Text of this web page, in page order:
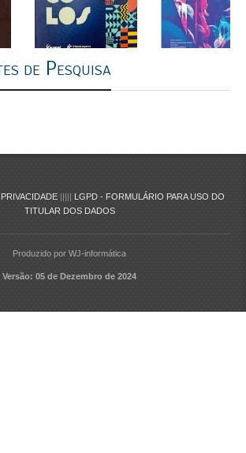
de Pesquisa
||||| LGPD - FORMULÁRIO PARA USO DO
TITULAR DOS DADOS
Produzido por WJ-informática
Versão: 05 de Dezembro de 2024